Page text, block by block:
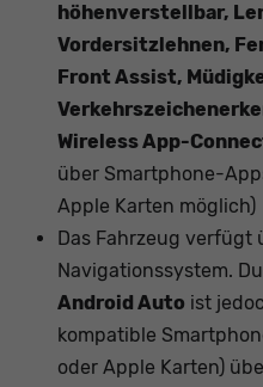
höhenverstellbar,
Vordersitzlehnen,
Front Assist,
Wireless App-
über Smartphone-
Apple Karten möglich)
Das Fahrzeug
Navigationssystem.
Android Auto ist
kompatible
oder Apple Karten)